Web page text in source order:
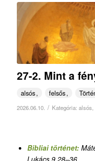
27-2. Mint a
alsós felsős
2026.06.10. / Kategória: alsós,
Bibliai történet: